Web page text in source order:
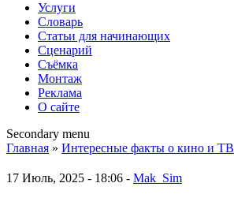
Услуги
Словарь
Статьи для начинающих
Сценарий
Съёмка
Монтаж
Реклама
О сайте
Secondary menu
Главная » Интересные факты о кино и ТВ
17 Июль, 2025 - 18:06 - Mak_Sim